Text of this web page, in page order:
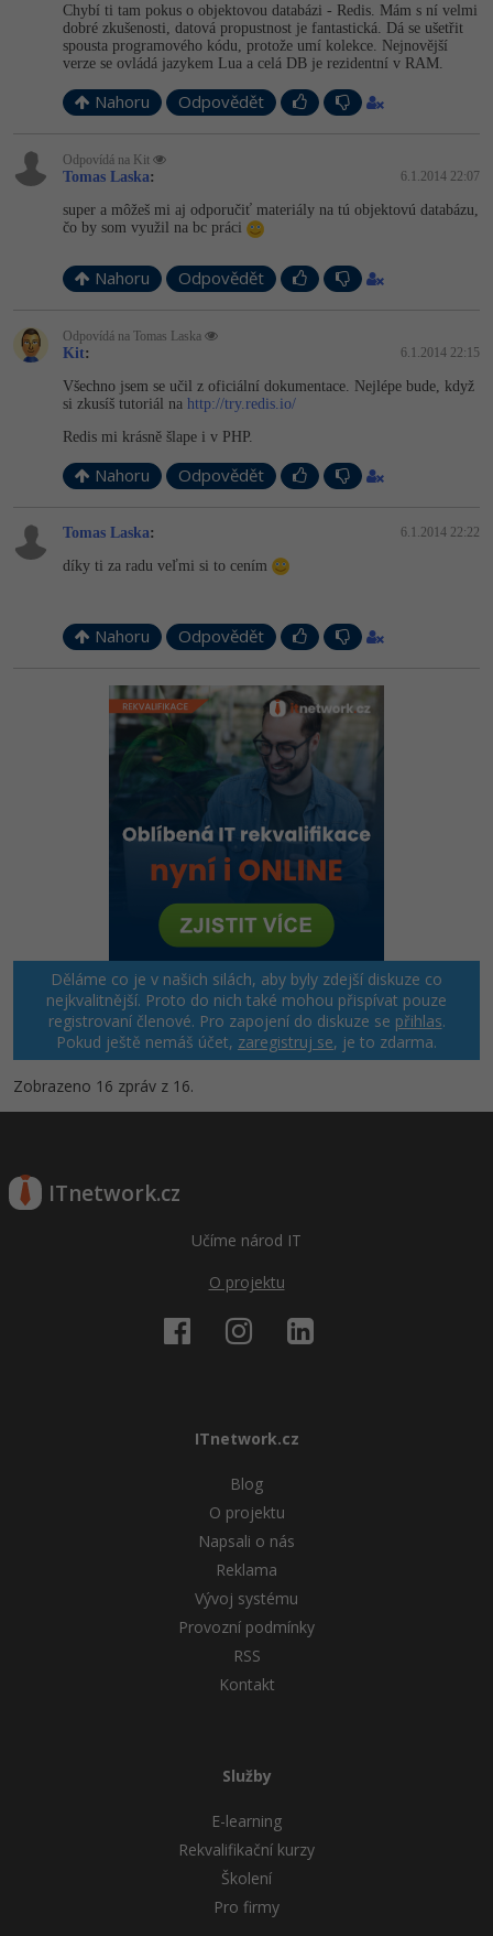
Chybí ti tam pokus o objektovou databázi - Redis. Mám s ní velmi
dobré zkušenosti, datová propustnost je fantastická. Dá se ušetřit
spousta programového kódu, protože umí kolekce. Nejnovější
verze se ovládá jazykem Lua a celá DB je rezidentní v RAM.
Nahoru Odpovědět
Odpovídá na Kit
Tomas Laska: 6.1.2014 22:07
super a môžeš mi aj odporučiť materiály na tú objektovú databázu,
čo by som využil na bc práci
Nahoru Odpovědět
Odpovídá na Tomas Laska
Kit: 6.1.2014 22:15
Všechno jsem se učil z oficiální dokumentace. Nejlépe bude, když
si zkusíš tutoriál na http://try.redis.io/
Redis mi krásně šlape i v PHP.
Nahoru Odpovědět
Tomas Laska: 6.1.2014 22:22
díky ti za radu veľmi si to cením
Nahoru Odpovědět
Děláme co je v našich silách, aby byly zdejší diskuze co
nejkvalitnější. Proto do nich také mohou přispívat pouze
registrovaní členové. Pro zapojení do diskuze se přihlas.
Pokud ještě nemáš účet, zaregistruj se, je to zdarma.
Zobrazeno 16 zpráv z 16.
ITnetwork.cz
Učíme národ IT
O projektu
ITnetwork.cz
Blog
O projektu
Napsali o nás
Reklama
Vývoj systému
Provozní podmínky
RSS
Kontakt
Služby
E-learning
Rekvalifikační kurzy
Školení
Pro firmy